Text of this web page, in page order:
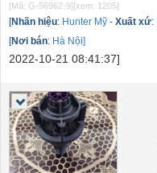
[Mã: G-56962-9][xem: 1205]
[Nhãn hiệu: Hunter Mỹ - Xuất xứ:
[Nơi bán: Hà Nội]
2022-10-21 08:41:37]